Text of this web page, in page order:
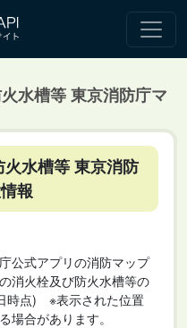
水槽等 東京消防庁マ
水槽等 東京消防
報
公式アプリの消防マップ
消火栓及び防火水槽等の
時点) ※表示された位置
場合があります。